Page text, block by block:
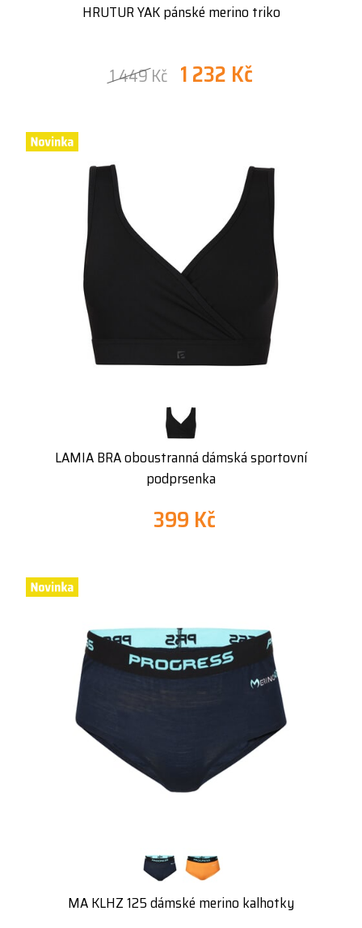
HRUTUR YAK pánské merino triko
1 449 Kč 1 232 Kč
LAMIA BRA oboustranná dámská sportovní
podprsenka
399 Kč
MA KLHZ 125 dámské merino kalhotky